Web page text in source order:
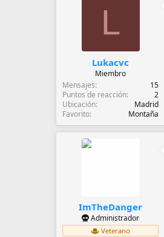
n
i
o
L
Lukacvc
Miembro
Mensajes
15
Puntos de reacción
2
Ubicación
Madrid
Favorito
Montaña
ImTheDanger
Administrador
Veterano